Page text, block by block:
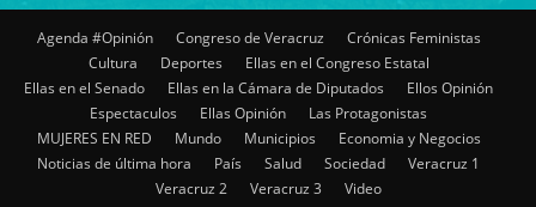
Agenda #Opinión Congreso de Veracruz
Crónicas Feministas
Cultura
Deportes
Ellas en el Congreso Estatal
Ellas en el Senado
Ellas en la Cámara de Diputados
Ellos Opinión
Espectaculos
Ellas Opinión
Las Protagonistas
MUJERES EN RED
Mundo Municipios
Economia y Negocios
Noticias de última hora
País Salud Sociedad
Veracruz 1
Veracruz 2
Veracruz 3 Video